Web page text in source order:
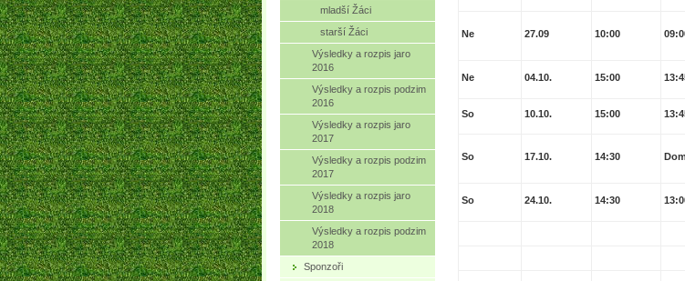
Ne 27.09 10:00
Ne 04.10. 15:00
So 10.10. 15:00
So 17.10. 14:30
So 24.10. 14:30
mladší Žáci
starší Žáci
Výsledky a rozpis jaro
2016
Výsledky a rozpis podzim
2016
Výsledky a rozpis jaro
2017
Výsledky a rozpis podzim
2017
Výsledky a rozpis jaro
2018
Výsledky a rozpis podzim
2018
Sponzoři